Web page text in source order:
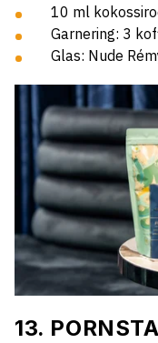
10 ml
Garnering: 3
Glas: Nude
13.